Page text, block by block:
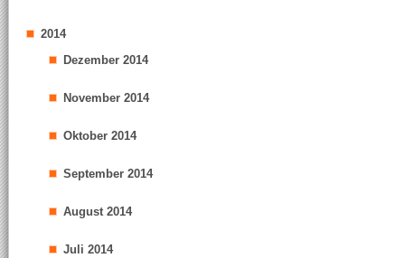
2014
Dezember 2014
November 2014
Oktober 2014
September 2014
August 2014
Juli 2014